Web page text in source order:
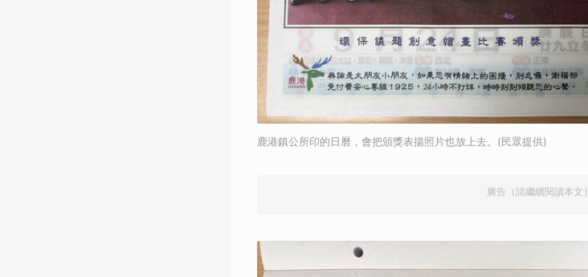
鹿港鎮公所印的日曆，會把頒獎表揚照片也放上去。(民眾提供)
廣告（請繼續閱讀本文）